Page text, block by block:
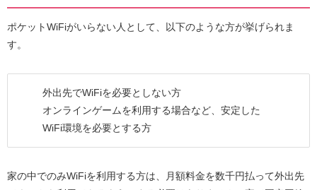
ポケットWiFiがいらない人として、以下のような方が挙げられま
す。
外出先でWiFiを必要としない方
オンラインゲームを利用する場合など、安定した
WiFi環境を必要とする方
家の中でのみWiFiを利用する方は、月額料金を数千円払って外出先